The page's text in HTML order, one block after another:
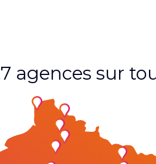
agences sur